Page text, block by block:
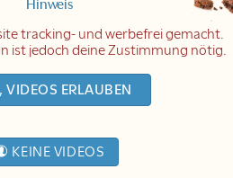
Hinweis
tracking- und werbefrei gemacht.
ist jedoch deine Zustimmung nötig.
VIDEOS ERLAUBEN
KEINE VIDEOS